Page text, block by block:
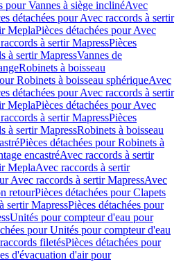
pour Vannes à siège inclinéAvec
détachées pour Avec raccords à sertir
MeplaPièces détachées pour Avec
à sertir MapressPièces
à sertir MapressVannes de
Robinets à boisseau
Robinets à boisseau sphériqueAvec
détachées pour Avec raccords à sertir
MeplaPièces détachées pour Avec
à sertir MapressPièces
à sertir MapressRobinets à boisseau
Pièces détachées pour Robinets à
encastréAvec raccords à sertir
MeplaAvec raccords à sertir
Avec raccords à sertir MapressAvec
retourPièces détachées pour Clapets
sertir MapressPièces détachées pour
Unités pour compteur d'eau pour
pour Unités pour compteur d'eau
filetésPièces détachées pour
d'évacuation d'air pour